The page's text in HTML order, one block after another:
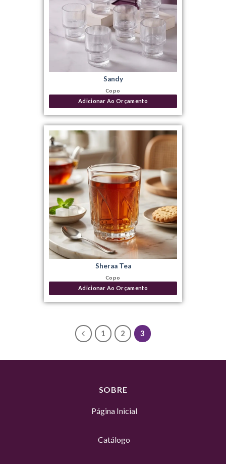
Copo
Sandy
Adicionar Ao Orçamento
Copo
Sheraa Tea
Adicionar Ao Orçamento
1 2 3
SOBRE
Página Inicial
Catálogo